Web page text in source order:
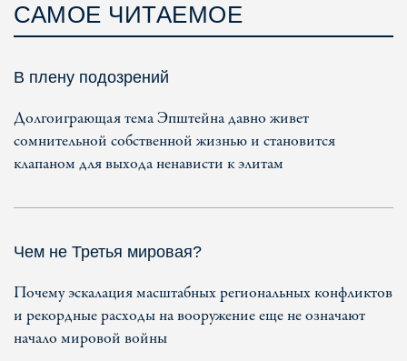
САМОЕ ЧИТАЕМОЕ
В плену подозрений
Долгоиграющая тема Эпштейна давно живет
сомнительной собственной жизнью и становится
клапаном для выхода ненависти к элитам
Чем не Третья мировая?
Почему эскалация масштабных региональных конфликтов
и рекордные расходы на вооружение еще не означают
начало мировой войны